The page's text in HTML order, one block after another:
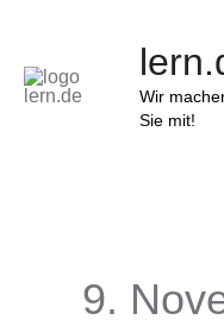
springen
Wir
Sie mit!
9.